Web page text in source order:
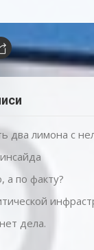
два лимона с
а по факту?
дела.